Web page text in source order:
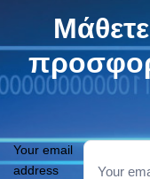
Your email
address